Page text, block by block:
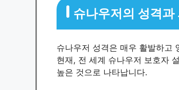
슈나우저의 성격과
슈나우저 성격은 매우 활발하고
현재, 전 세계 슈나우저 보호자
높은 것으로 나타납니다.